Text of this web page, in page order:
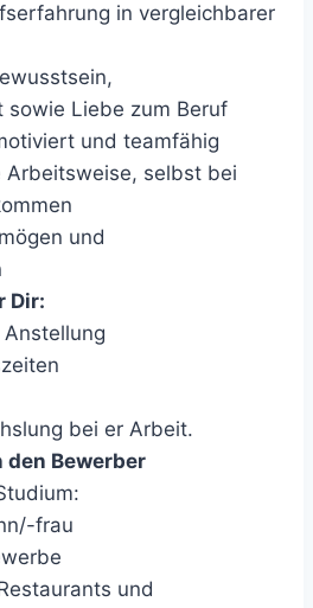
in vergleichbarer
sowie Liebe zum Beruf
und teamfähig
Arbeitsweise, selbst bei
und
Dir:
bei er Arbeit.
Bewerber
frau
und